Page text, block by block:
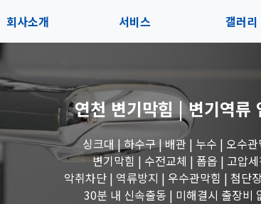
회사소개
오시는길
서비스
블로그
갤러리
수도꼭지
세면대 작
변기 작
연천 변기막힘 | 변기역류
싱크대 | 하수구 | 배관 | 누수 | 오수관
변기막힘 | 수전교체 | 폽옵 | 고압세
악취차단 | 역류방지 | 우수관막힘 | 첨단
30분 내 신속출동 | 미해결시 출장비